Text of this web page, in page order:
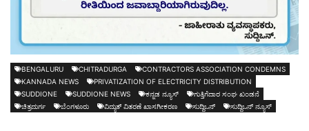
BENGALURU CHITRADURGA
CONTRACTORS ASSOCIATION CONDEMNS
KANNADA NEWS
PRIVATIZATION OF ELECTRICITY DISTRIBUTION
SUDDIONE
SUDDIONE NEWS ಕನ್ನಡ ನ್ಯೂಸ್
ಗುತ್ತಿಗೆದಾರ ಸಂಘ ಖಂಡನೆ
ಚಿತ್ರದುರ್ಗ
ಬೆಂಗಳೂರು ವಿದ್ಯುತ್ ವಿತರಣೆ ಖಾಸಗೀಕರಣ ಸುದ್ದಿಒನ್ ಸುದ್ದಿಒನ್ ನ್ಯೂಸ್